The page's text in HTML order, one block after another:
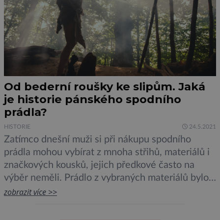
Od bederní roušky ke slipům. Jaká
je historie pánského spodního
prádla?
HISTORIE 24.5.2021
Zatímco dnešní muži si při nákupu spodního
prádla mohou vybírat z mnoha střihů, materiálů i
značkových kousků, jejich předkové často na
výběr neměli. Prádlo z vybraných materiálů bylo
výsadou aristokratů, a tak příslušníci nižších
zobrazit více >>